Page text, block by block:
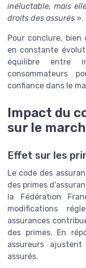
inéluctable, mais
droits des assurés ».
Pour conclure, bien
en constante
équilibre entre
consommateurs
confiance dans le
Impact du
sur le
Effet sur les
Le code des
des primes
la Fédération
modifications
assurances
des primes. En
assureurs
assurés.